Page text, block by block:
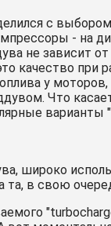
с
- на
не зависит
качество при
у
Что
варианты
широко
в свою